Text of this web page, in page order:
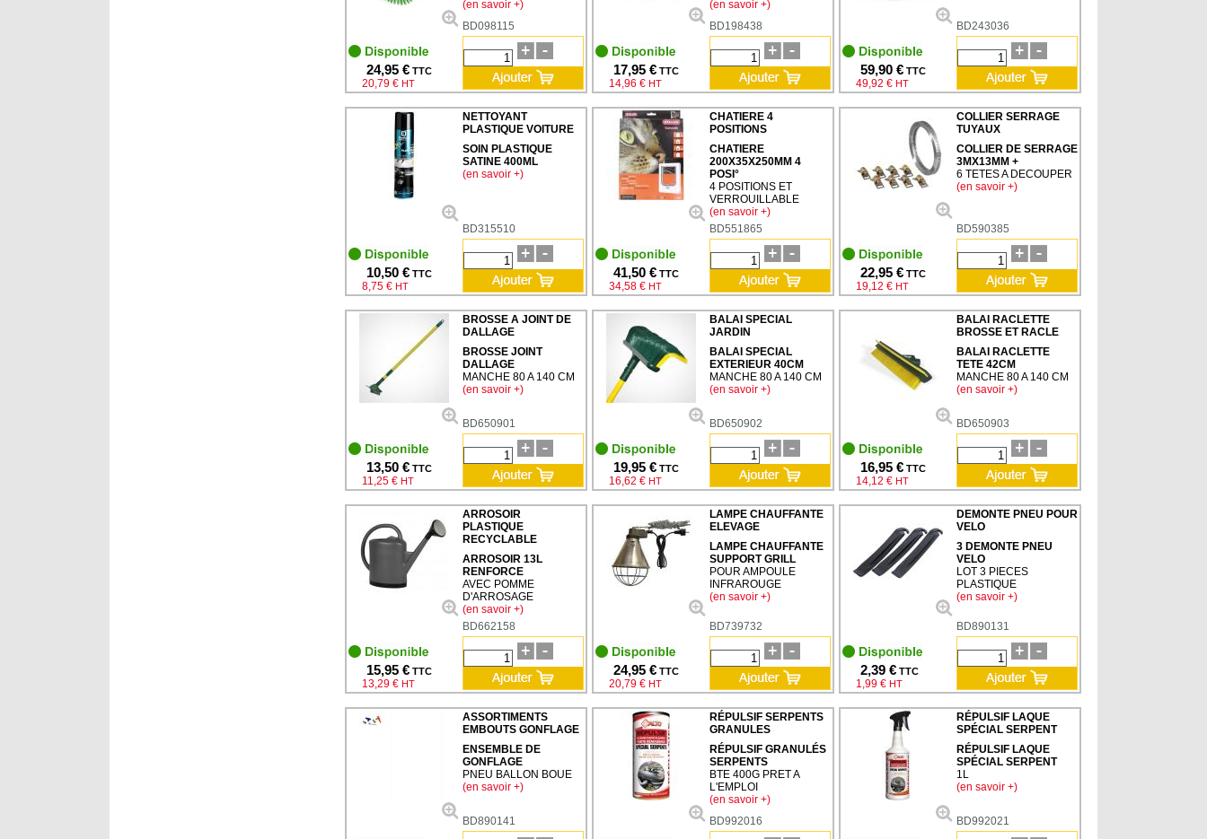
24,95 € TTC
20,79 € HT
(en savoir +)
BD098115
17,95 € TTC
14,96 € HT
(en savoir +)
BD198438
59,90 € TTC
49,92 € HT
BD243036
10,50 € TTC
8,75 € HT
NETTOYANT
PLASTIQUE VOITURE
SOIN PLASTIQUE
SATINE 400ML
(en savoir +)
BD315510
41,50 € TTC
34,58 € HT
CHATIERE 4
POSITIONS
CHATIERE
200X35X250MM 4
POSI°
4 POSITIONS ET
VERROUILLABLE
(en savoir +)
BD551865
22,95 € TTC
19,12 € HT
COLLIER SERRAGE
TUYAUX
COLLIER DE SERRAGE
3MX13MM +
6 TETES A DECOUPER
(en savoir +)
BD590385
13,50 € TTC
11,25 € HT
BROSSE A JOINT DE
DALLAGE
BROSSE JOINT
DALLAGE
MANCHE 80 A 140 CM
(en savoir +)
BD650901
19,95 € TTC
16,62 € HT
BALAI SPECIAL
JARDIN
BALAI SPECIAL
EXTERIEUR 40CM
MANCHE 80 A 140 CM
(en savoir +)
BD650902
16,95 € TTC
14,12 € HT
BALAI RACLETTE
BROSSE ET RACLE
BALAI RACLETTE
TETE 42CM
MANCHE 80 A 140 CM
(en savoir +)
BD650903
15,95 € TTC
13,29 € HT
ARROSOIR
PLASTIQUE
RECYCLABLE
ARROSOIR 13L
RENFORCE
AVEC POMME
D'ARROSAGE
(en savoir +)
BD662158
24,95 € TTC
20,79 € HT
LAMPE CHAUFFANTE
ELEVAGE
LAMPE CHAUFFANTE
SUPPORT GRILL
POUR AMPOULE
INFRAROUGE
(en savoir +)
BD739732
2,39 € TTC
1,99 € HT
DEMONTE PNEU POUR
VELO
3 DEMONTE PNEU
VELO
LOT 3 PIECES
PLASTIQUE
(en savoir +)
BD890131
ASSORTIMENTS
EMBOUTS GONFLAGE
ENSEMBLE DE
GONFLAGE
PNEU BALLON BOUE
(en savoir +)
BD890141
RÉPULSIF SERPENTS
GRANULES
RÉPULSIF GRANULÉS
SERPENTS
BTE 400G PRET A
L'EMPLOI
(en savoir +)
BD992016
RÉPULSIF LAQUE
SPÉCIAL SERPENT
RÉPULSIF LAQUE
SPÉCIAL SERPENT
1L
(en savoir +)
BD992021